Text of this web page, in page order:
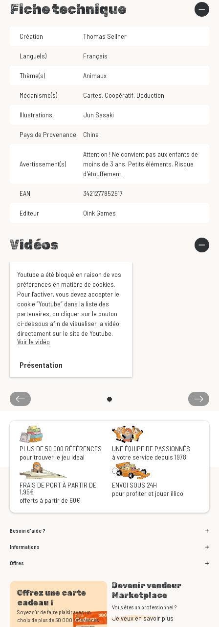
Fiche technique
Création Thomas Sellner
Langue(s) Français
Thème(s) Animaux
Mécanisme(s) Cartes, Coopératif, Déduction
Illustrations Jun Sasaki
Pays de Provenance Chine
Avertissement(s)
Attention ! Ne convient pas aux enfants de
moins de 3 ans. Petits éléments. Risque
d'étouffement.
EAN 3421277852517
Editeur Oink Games
Vidéos
Youtube a été bloqué en raison de vos
préférences en matière de cookies.
Pour l’activer, vous devez accepter le
cookie “Youtube” dans la liste des
partenaires, ou cliquer sur le bouton
ci-dessous afin de visualiser la vidéo
directement sur le site de Youtube.
Voir la vidéo
Présentation
PLUS DE 50 000 RÉFÉRENCES
pour trouver le jeu idéal
UNE ÉQUIPE DE PASSIONNÉS
à votre service depuis 1978
FRAIS DE PORT À PARTIR DE
1,95€
offerts à partir de 60€
ENVOI SOUS 24H
pour profiter et jouer illico
Besoin d'aide ?
Informations
Offres
Offrez une carte
cadeau !
Soyez sûr de faire plaisir avec un
choix de plus de 50 000 références
Devenir vendeur
Marketplace
Vous êtes un professionnel ?
Je veux en savoir plus